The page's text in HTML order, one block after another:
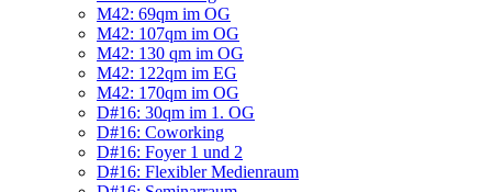
M42: 69qm im OG
M42: 107qm im OG
M42: 130 qm im OG
M42: 122qm im EG
M42: 170qm im OG
D#16: 30qm im 1. OG
D#16: Coworking
D#16: Foyer 1 und 2
D#16: Flexibler Medienraum